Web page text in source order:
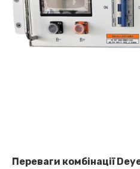
Переваги комбінації